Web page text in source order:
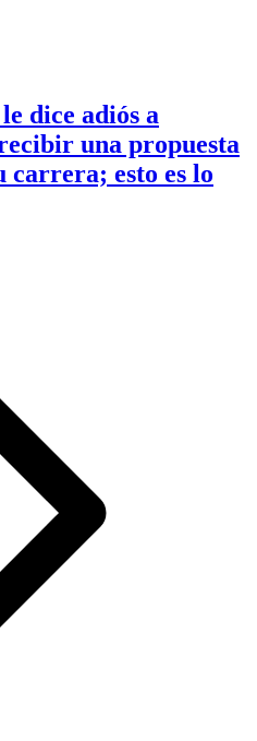
dice adiós a
una propuesta
carrera; esto es lo